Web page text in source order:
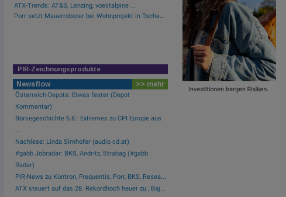
ATX-Trends: AT&S, Lenzing, voestalpine ...
Porr setzt Mauerroboter bei Wohnprojekt in Tschechien ein
PIR-Zeichnungsprodukte
Newsflow >> mehr
Österreich-Depots: Etwas fester (Depot
Kommentar)
Börsegeschichte 6.8.: Extremes zu CPI Europe aus
Nachlese: Linda Simhofer (audio cd.at)
#gabb Jobradar: BKS, Andritz, Strabag (#gabb
Radar)
PIR-News zu Kontron, Frequentis, Porr, BKS, Resea...
ATX steuert auf das 28. Rekordhoch heuer zu , Baj...